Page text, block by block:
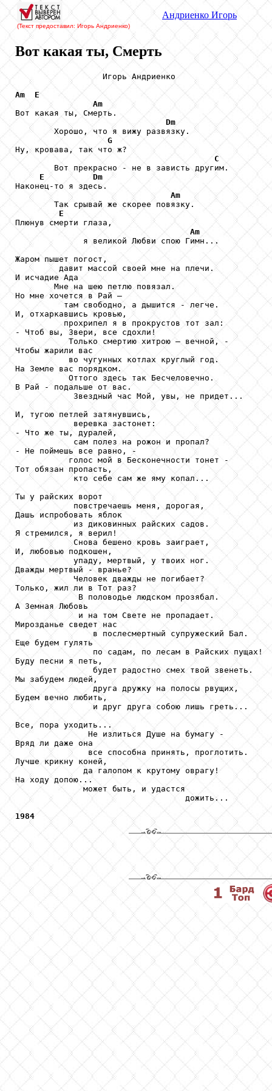
(Текст предоставил: Игорь Андриенко)
Андриенко Игорь
Вот какая ты, Смерть
                  Игорь Андриенко
Am
E
Am
Вот какая ты, Смерть.
Dm
        Хорошо, что я вижу развязку.
G
Ну, кровава, так что ж?
C
        Вот прекрасно - не в зависть другим.
E
Dm
Наконец-то я здесь.
Am
        Так срывай же скорее повязку.
E
Плюнув смерти глаза,
Am
              я великой Любви спою Гимн...
Жаром пышет погост,
         давит массой своей мне на плечи.
И исчадие Ада
        Мне на шею петлю повязал.
Но мне хочется в Рай –
          там свободно, а дышится - легче.
И, отхаркавшись кровью,
          прохрипел я в прокрустов тот зал:
- Чтоб вы, Звери, все сдохли!
           Только смертию хитрою – вечной, -
Чтобы жарили вас
           во чугунных котлах круглый год.
На Земле вас порядком.
           Оттого здесь так Бесчеловечно.
В Рай - подальше от вас.
            Звездный час Мой, увы, не придет...
И, тугою петлей затянувшись,
            веревка застонет:
- Что же ты, дуралей,
            сам полез на рожон и пропал?
- Не поймешь все равно, -
           голос мой в Бесконечности тонет -
Тот обязан пропасть,
            кто себе сам же яму копал...
Ты у райских ворот
            повстречаешь меня, дорогая,
Дашь испробовать яблок
            из диковинных райских садов.
Я стремился, я верил!
            Снова бешено кровь заиграет,
И, любовью подкошен,
            упаду, мертвый, у твоих ног.
Дважды мертвый - вранье?
            Человек дважды не погибает?
Только, жил ли в Тот раз?
             В половодье людском прозябал.
А Земная Любовь
             и на том Свете не пропадает.
Мирозданье сведет нас
                в послесмертный супружеский Бал.
Еще будем гулять
                по садам, по лесам в Райских пущах!
Буду песни я петь,
                будет радостно смех твой звенеть.
Мы забудем людей,
                друга дружку на полосы рвущих,
Будем вечно любить,
                и друг друга собою лишь греть...
Все, пора уходить...
               Не излиться Душе на бумагу -
Вряд ли даже она
               все способна принять, проглотить.
Лучше крикну коней,
              да галопом к крутому оврагу!
На ходу допою...
              может быть, и удастся
                                   дожить...
1984